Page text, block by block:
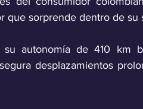
que sorprende dentro de su
autonomía de 410 km
desplazamientos